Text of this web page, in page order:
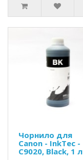
Чорнило для
Canon - InkTec -
C9020, Black, 1 л